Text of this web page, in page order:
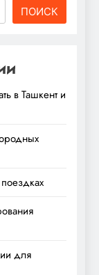
ПОИСК
в Ташкент и
для